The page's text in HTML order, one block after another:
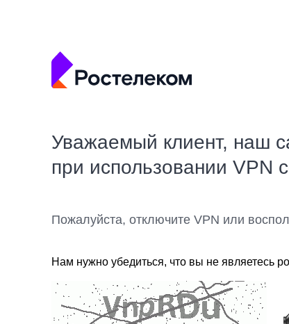
Уважаемый клиент, наш
при использовании VPN
Пожалуйста, отключите VPN или
Нам нужно убедиться, что вы не являетесь